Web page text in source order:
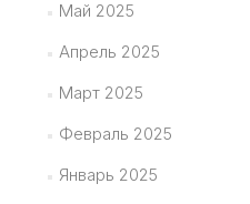
Май 2025
Апрель 2025
Март 2025
Февраль 2025
Январь 2025